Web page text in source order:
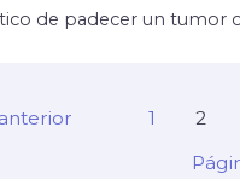
de padecer un tumor
1 2